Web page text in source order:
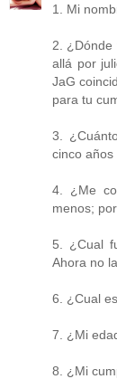
1. Mi
2. ¿Dónde
allá por
JaG
para tu
3.
cinco años
4. ¿Me
menos;
5. ¿Cual
Ahora no
6. ¿Cual
7. ¿Mi
8. ¿Mi